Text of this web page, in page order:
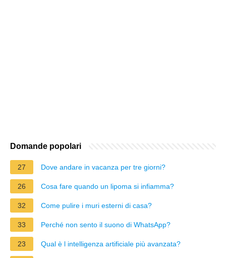
Domande popolari
27 Dove andare in vacanza per tre giorni?
26 Cosa fare quando un lipoma si infiamma?
32 Come pulire i muri esterni di casa?
33 Perché non sento il suono di WhatsApp?
23 Qual è l intelligenza artificiale più avanzata?